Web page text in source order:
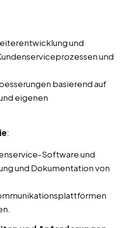
und
und
basierend auf
eigenen
:
Software und
und Dokumentation von